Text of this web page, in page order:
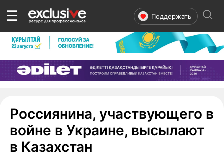
☰ Поддержать
Россиянина, участвующего в
войне в Украине, высылают
в Казахстан